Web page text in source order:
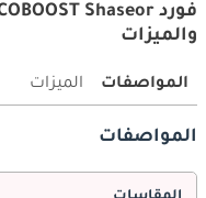
والميزات
المواصفات الميزات
المواصفات